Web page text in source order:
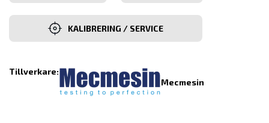
KALIBRERING / SERVICE
Tillverkare:
Mecmesin